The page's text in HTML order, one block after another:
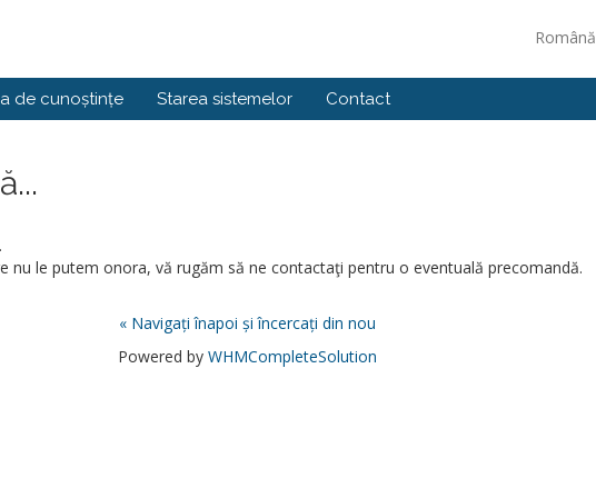
Română
de cunoștințe Starea sistemelor Contact
nu le putem onora, vă rugăm să ne contactaţi pentru o eventuală precomandă.
« Navigați înapoi și încercați din nou
Powered by WHMCompleteSolution